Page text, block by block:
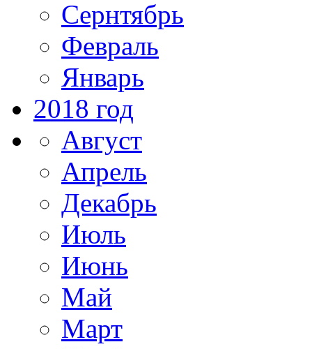
Сернтябрь
Февраль
Январь
2018 год
Август
Апрель
Декабрь
Июль
Июнь
Май
Март